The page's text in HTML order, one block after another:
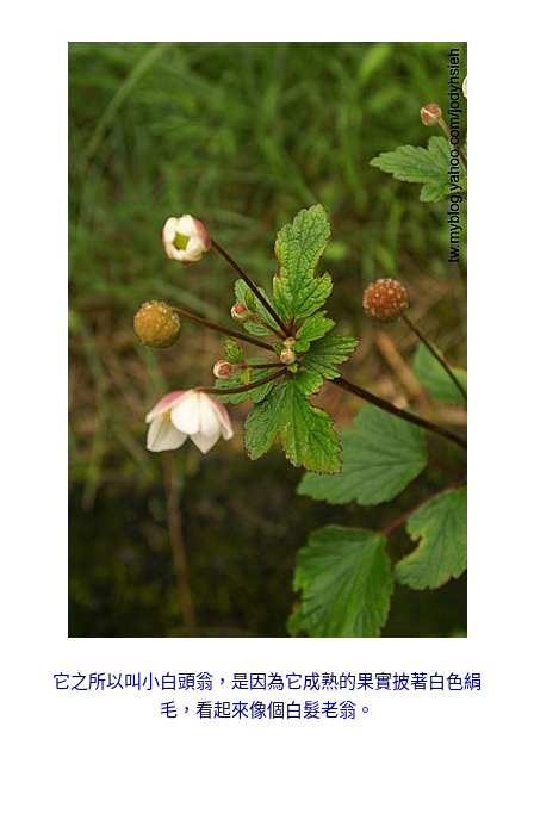
它之所以叫小白頭翁，是因為它成熟的果實披著白色絹
毛，看起來像個白髮老翁。